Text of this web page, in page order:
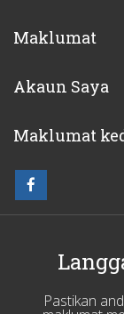
Maklumat
Akaun Saya
Maklumat
Pastikan